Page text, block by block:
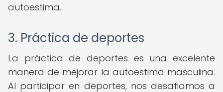
autoestima.
3. Práctica de deportes
La práctica de deportes es una excelente
manera de mejorar la autoestima masculina.
Al participar en deportes, nos desafiamos a